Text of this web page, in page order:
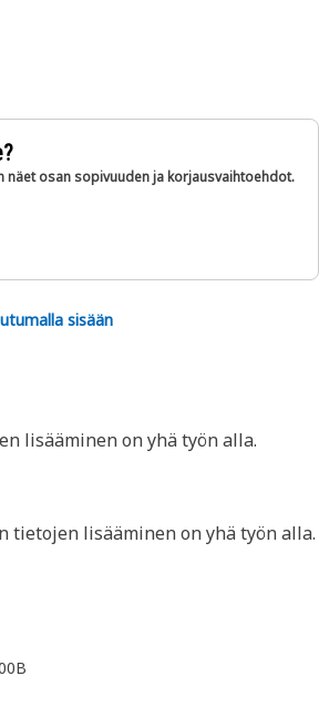
näet osan sopivuuden ja korjausvaihtoehdot.
sisään
lisääminen on yhä työn alla.
tietojen lisääminen on yhä työn alla.